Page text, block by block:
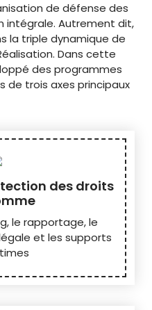
de défense des
intégrale. Autrement dit,
la triple dynamique de
Dans cette
des programmes
de trois axes principaux
des droits
le rapportage, le
et les supports